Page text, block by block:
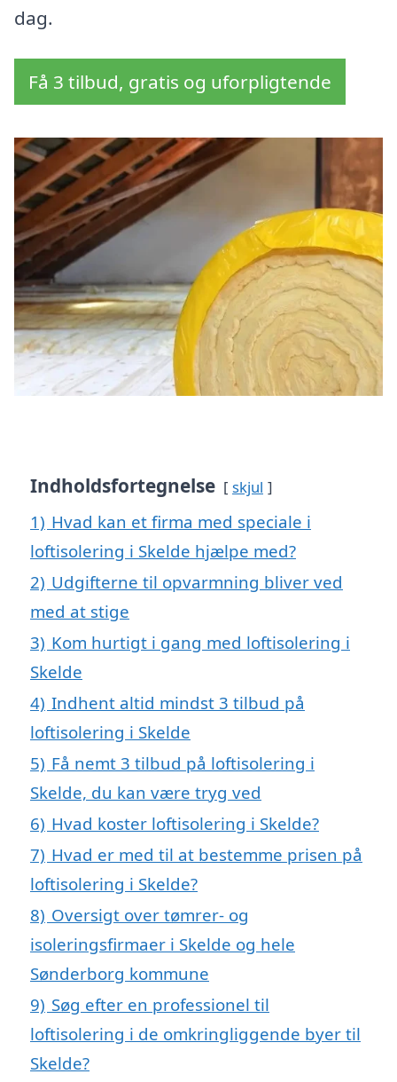
dag.
Få 3 tilbud, gratis og uforpligtende
Indholdsfortegnelse skjul
1) Hvad kan et firma med speciale i
loftisolering i Skelde hjælpe med?
2) Udgifterne til opvarmning bliver ved
med at stige
3) Kom hurtigt i gang med loftisolering i
Skelde
4) Indhent altid mindst 3 tilbud på
loftisolering i Skelde
5) Få nemt 3 tilbud på loftisolering i
Skelde, du kan være tryg ved
6) Hvad koster loftisolering i Skelde?
7) Hvad er med til at bestemme prisen på
loftisolering i Skelde?
8) Oversigt over tømrer- og
isoleringsfirmaer i Skelde og hele
Sønderborg kommune
9) Søg efter en professionel til
loftisolering i de omkringliggende byer til
Skelde?